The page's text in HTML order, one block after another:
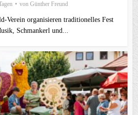
von Günther Freund
Verein organisieren traditionelles Fest
Schmankerl und...